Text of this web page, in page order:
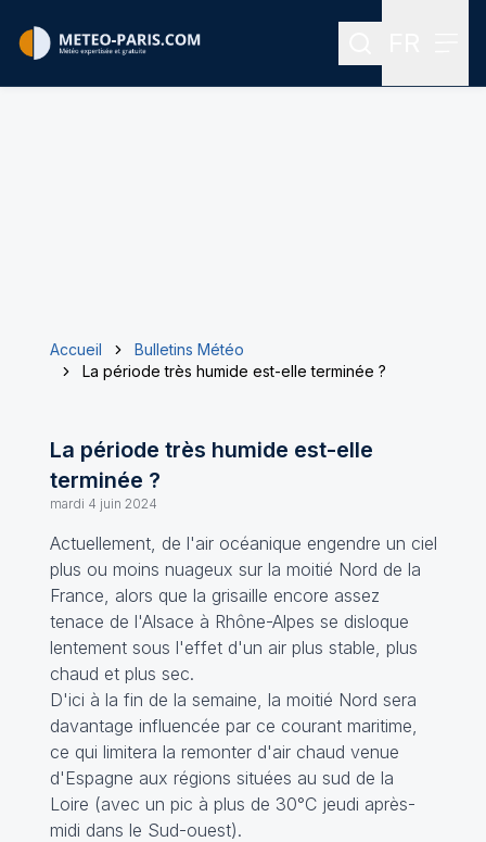
Rechercher
Accueil
Bulletins Météo
La période très humide est-elle terminée ?
La période très humide est-elle
terminée ?
mardi 4 juin 2024
Actuellement, de l'air océanique engendre un ciel
plus ou moins nuageux sur la moitié Nord de la
France, alors que la grisaille encore assez
tenace de l'Alsace à Rhône-Alpes se disloque
lentement sous l'effet d'un air plus stable, plus
chaud et plus sec.
D'ici à la fin de la semaine, la moitié Nord sera
davantage influencée par ce courant maritime,
ce qui limitera la remonter d'air chaud venue
d'Espagne aux régions situées au sud de la
Loire (avec un pic à plus de 30°C jeudi après-
midi dans le Sud-ouest).